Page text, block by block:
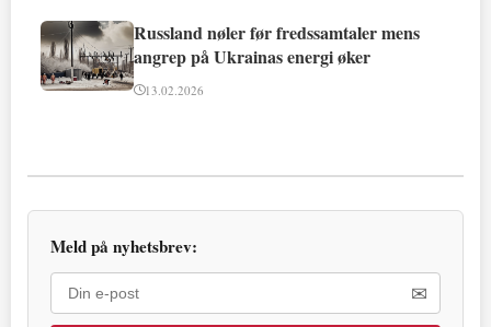
Russland nøler før fredssamtaler mens
angrep på Ukrainas energi øker
13.02.2026
Meld på nyhetsbrev:
✉